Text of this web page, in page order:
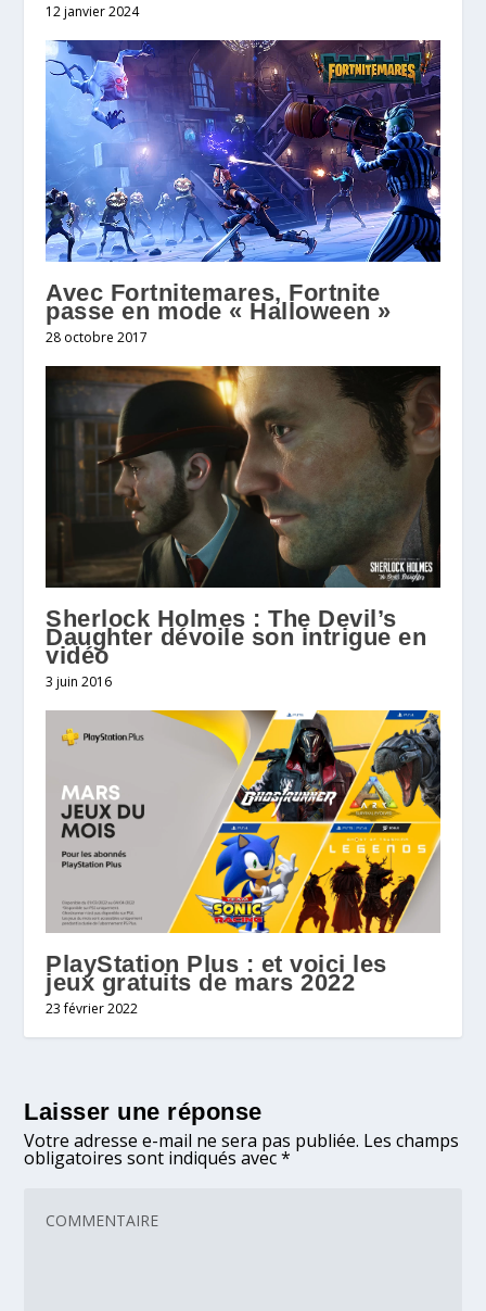
12 janvier 2024
Avec Fortnitemares, Fortnite
passe en mode « Halloween »
28 octobre 2017
Sherlock Holmes : The Devil’s
Daughter dévoile son intrigue en
vidéo
3 juin 2016
PlayStation Plus : et voici les
jeux gratuits de mars 2022
23 février 2022
Laisser une réponse
Votre adresse e-mail ne sera pas publiée. Les champs
obligatoires sont indiqués avec*